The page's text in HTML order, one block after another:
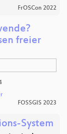
FrOSCon 2022
freier
FOSSGIS 2023
System